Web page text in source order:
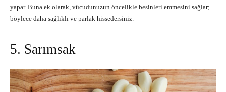
yapar. Buna ek olarak, vücudunuzun öncelikle besinleri emmesini sağlar;
böylece daha sağlıklı ve parlak hissedersiniz.
5. Sarımsak